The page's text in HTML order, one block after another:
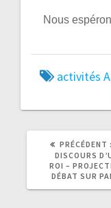
Nous
activités
PRÉCÉDENT :
DISCOURS
ROI –
DÉBAT SUR